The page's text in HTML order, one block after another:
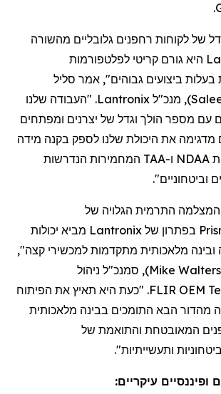
.
של לקוחות רחפנים גלובליים מהשורה
היא גורם קריטי לפלטפורמות
ביצועים גבוהים", אמר סליל
), מנכ"ל Lantronix. "העבודה שלנו
עם מספר הולך וגדל של יצרנים ומפתחים
מדגימה את היכולת שלנו לספק בקנה מידה
תוך עמידה בדרישות NDAA ו-TAA המחמירות הנדרשות
וביטחוניים".
המצלמה התרמית הגלויה של
בפתרון של Lantronix מביא יכולות
ובינה מלאכותית מתקדמות למכשירי קצה",
Mike Walters
), סמנכ"ל ניהול
FLIR OEM. "כעת היא תאיץ את הפיתוח
מהדור הבא התומכים בבינה מלאכותית
המאובטחת והתואמת של
ותעשייתיות".
עיקריים: